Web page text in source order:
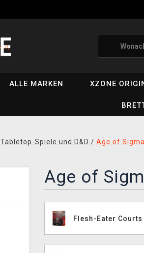
ALLE MARKEN XZONE
Tabletop-Spiele und D&D / Age of
Age of
Flesh-Eater Courts